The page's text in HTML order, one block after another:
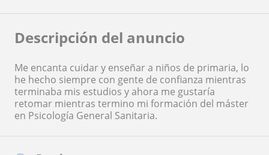
Descripción del anuncio
Me encanta cuidar y enseñar a niños de primaria, lo
he hecho siempre con gente de confianza mientras
terminaba mis estudios y ahora me gustaría
retomar mientras termino mi formación del máster
en Psicología General Sanitaria.